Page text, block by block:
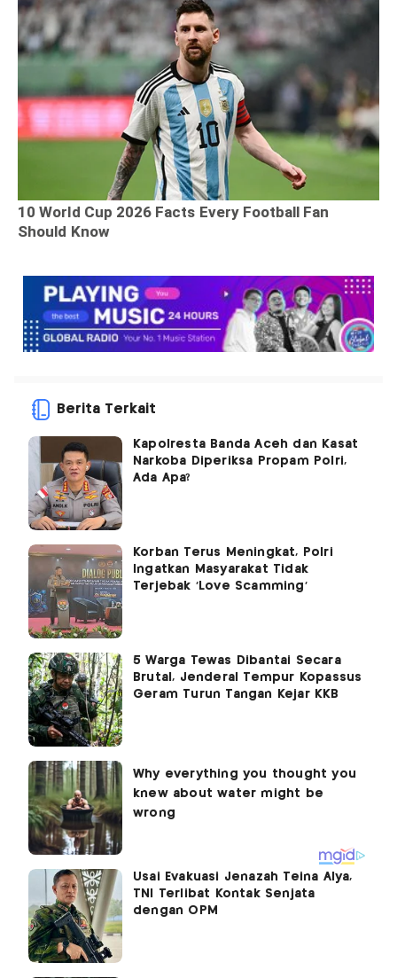
Berita Terkait
Kapolresta Banda Aceh dan Kasat
Narkoba Diperiksa Propam Polri,
Ada Apa?
Korban Terus Meningkat, Polri
Ingatkan Masyarakat Tidak
Terjebak 'Love Scamming'
5 Warga Tewas Dibantai Secara
Brutal, Jenderal Tempur Kopassus
Geram Turun Tangan Kejar KKB
Usai Evakuasi Jenazah Teina Alya,
TNI Terlibat Kontak Senjata
dengan OPM